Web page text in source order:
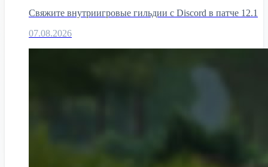
Свяжите внутриигровые гильдии с Discord в патче 12.1
07.08.2026